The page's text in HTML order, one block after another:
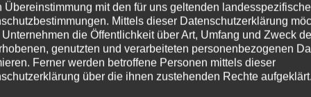
Einmal im Monat sperren wir die Tür für euch ganz weit auf.
ihr nicht nur unseren netten Schauraum in Bad Deutsch
bekommt auch einen Einblick in die Werkstatt. Dort
Überzeugen das alle meine Produkte per Hand von mir
Natürlich berate ich euch gerne über meine Drechselkurse.
Übereinstimmung mit den für uns geltenden
Mittels dieser Datenschutzerklärung
Unternehmen die Öffentlichkeit über Art, Umfang und Zweck
genutzten und verarbeiteten personenbezogenen
Ferner werden betroffene Personen mittels dieser
über die ihnen zustehenden Rechte aufgeklärt.